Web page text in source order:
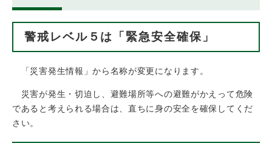
警戒レベル５は「緊急安全確保」
「災害発生情報」から名称が変更になります。
災害が発生・切迫し、避難場所等への避難がかえって危険
であると考えられる場合は、直ちに身の安全を確保してくだ
さい。